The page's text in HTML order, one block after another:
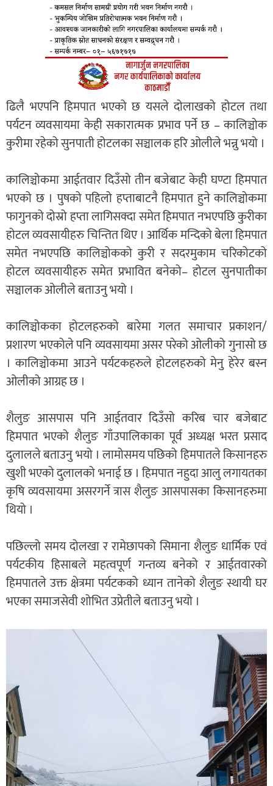
ढिलै भएपनि हिमपात भएको छ यसले दोलाखको होटल तथा
पर्यटन व्यवसायमा केही सकारात्मक प्रभाव पर्ने छ – कालिञ्चोक
कुरीमा रहेको सुनपाती होटलका सञ्चालक हरि ओलीले भन्नु भयो ।
कालिञ्चोकमा आईतवार दिउँसो तीन बजेबाट केही घण्टा हिमपात
भएको छ । पुषको पहिलो हप्ताबाटनै हिमपात हुने कालिञ्चोकमा
फागुनको दोस्रो हप्ता लागिसक्दा समेत हिमपात नभएपछि कुरीका
होटल व्यवसायीहरु चिन्तित थिए । आर्थिक मन्दिको बेला हिमपात
समेत नभएपछि कालिञ्चोकको कुरी र सदरमुकाम चरिकोटको
होटल व्यवसायीहरु समेत प्रभावित बनेको– होटल सुनपातीका
सञ्चालक ओलीले बताउनु भयो ।
कालिञ्चोकका होटलहरुको बारेमा गलत समाचार प्रकाशन/
प्रशारण भएकोले पनि व्यवसायमा असर परेको ओलीको गुनासो छ
। कालिञ्चोकमा आउने पर्यटकहरुले होटलहरुको मेनु हेरेर बस्न
ओलीको आग्रह छ ।
शैलुङ आसपास पनि आईतवार दिउँसो करिब चार बजेबाट
हिमपात भएको शैलुङ गाँउपालिकाका पूर्व अध्यक्ष भरत प्रसाद
दुलालले बताउनु भयो । लामोसमय पछिको हिमपातले किसानहरु
खुशी भएको दुलालको भनाई छ । हिमपात नहुदा आलु लगायतका
कृषि व्यवसायमा असरगर्ने त्रास शैलुङ आसपासका किसानहरुमा
थियो ।
पछिल्लो समय दोलखा र रामेछापको सिमाना शैलुङ धार्मिक एवं
पर्यटकीय हिसाबले महत्वपूर्ण गन्तव्य बनेको र आईतवारको
हिमपातले उक्त क्षेत्रमा पर्यटकको ध्यान तानेको शैलुङ स्थायी घर
भएका समाजसेवी शोभित उप्रेतीले बताउनु भयो ।